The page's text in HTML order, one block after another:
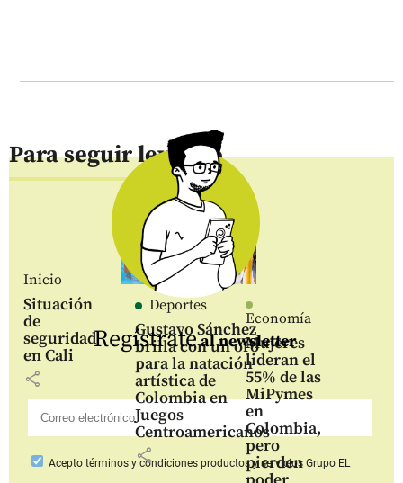
Para seguir leyendo
Inicio
Situación
de
seguridad
en Cali
share
Deportes
Gustavo Sánchez
brilla con un oro
para la natación
artística de
Colombia en
Juegos
Centroamericanos
share
Economía
Mujeres
lideran el
55% de las
MiPymes
en
Colombia,
pero
pierden
Regístrateal newsletter
Aceptotérminos y condiciones productos y serviciosGrupo EL